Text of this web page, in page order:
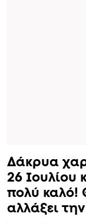
Δάκρυα
26 Ιουλίου
πολύ καλό!
αλλάξει